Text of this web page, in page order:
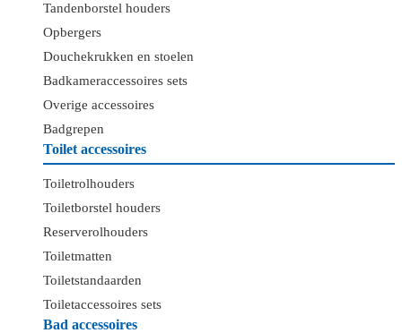
Tandenborstel houders
Opbergers
Douchekrukken en stoelen
Badkameraccessoires sets
Overige accessoires
Badgrepen
Toilet accessoires
Toiletrolhouders
Toiletborstel houders
Reserverolhouders
Toiletmatten
Toiletstandaarden
Toiletaccessoires sets
Bad accessoires